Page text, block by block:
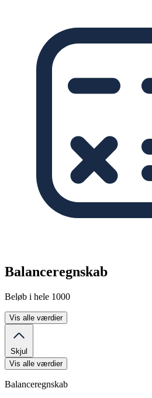
Balanceregnskab
Beløb i hele 1000
Vis alle værdier
Skjul
Vis alle værdier
Balanceregnskab